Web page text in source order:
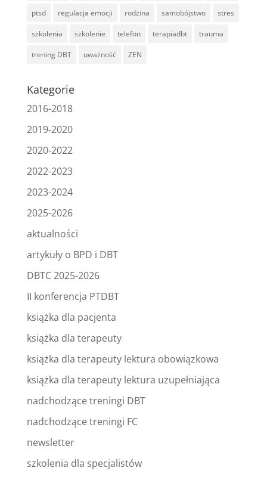
ptsd regulacja emocji rodzina samobójstwo stres
szkolenia szkolenie telefon terapiadbt trauma
trening DBT uważność ZEN
Kategorie
2016-2018
2019-2020
2020-2022
2022-2023
2023-2024
2025-2026
aktualności
artykuły o BPD i DBT
DBTC 2025-2026
II konferencja PTDBT
książka dla pacjenta
książka dla terapeuty
książka dla terapeuty lektura obowiązkowa
książka dla terapeuty lektura uzupełniająca
nadchodzące treningi DBT
nadchodzące treningi FC
newsletter
szkolenia dla specjalistów